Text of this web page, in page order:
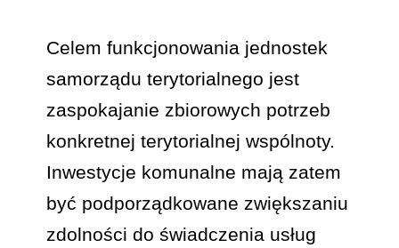
Celem funkcjonowania jednostek
samorządu terytorialnego jest
zaspokajanie zbiorowych potrzeb
konkretnej terytorialnej wspólnoty.
Inwestycje komunalne mają zatem
być podporządkowane zwiększaniu
zdolności do świadczenia usług